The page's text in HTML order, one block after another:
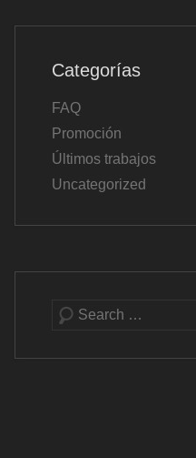
Categorías
FAQ
Promoción
Últimos trabajos
Uncategorized
Buscar